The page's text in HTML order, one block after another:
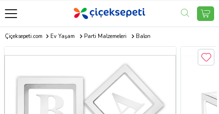
Çiçeksepeti.com Ev Yaşam Parti Malzemeleri Balon